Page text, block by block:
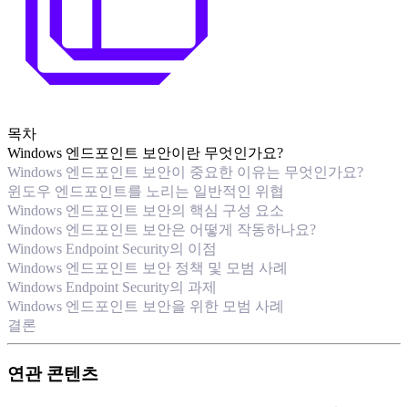
목차
Windows 엔드포인트 보안이란 무엇인가요?
Windows 엔드포인트 보안이 중요한 이유는 무엇인가요?
윈도우 엔드포인트를 노리는 일반적인 위협
Windows 엔드포인트 보안의 핵심 구성 요소
Windows 엔드포인트 보안은 어떻게 작동하나요?
Windows Endpoint Security의 이점
Windows 엔드포인트 보안 정책 및 모범 사례
Windows Endpoint Security의 과제
Windows 엔드포인트 보안을 위한 모범 사례
결론
연관 콘텐츠